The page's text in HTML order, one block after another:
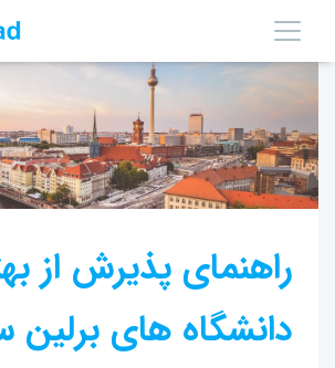
راهنمای پذیرش از
دانشگاه های برلین